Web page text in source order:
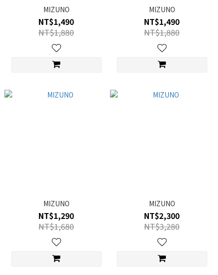
MIZUNO
NT$1,490
NT$1,880
MIZUNO
NT$1,490
NT$1,880
MIZUNO
NT$1,290
NT$1,680
MIZUNO
NT$2,300
NT$3,280